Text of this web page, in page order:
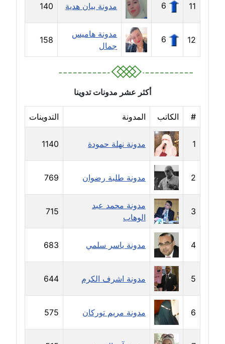
مدونة جهاد عبد الحميد
عاملة
مدونة جهاد غازي
مدونة جواد الحربي
مدونة جيهان عفيفي
عاملة
مدونة جيهان عوض
عاملة
مدونة حاتم سلامة
عاملة
مدونة حجازي يونس
عاملة
مدونة حسن رجب
عاملة
مدونة حسن غريب
معلق
11
6 مدونة بيان هدية 140
12
6
مدونة هاميس
جمال
158
أكثر عشر مدونات تدوينا
# الكاتب المدونة التدوينات
1 مدونة نهلة حمودة 1140
2 مدونة طلبة رضوان 769
3
مدونة محمد عبد
الوهاب
715
4 مدونة ياسر سلمي 683
5 مدونة اشرف الكرم 644
6 مدونة مريم توركان 575